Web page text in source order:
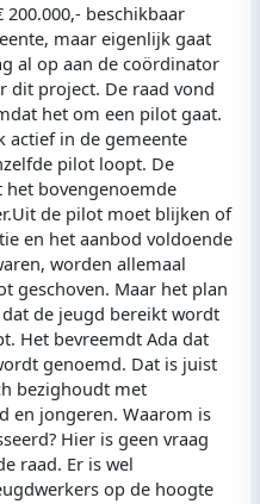
beschikbaar
maar eigenlijk gaat
al op aan de coördinator
dit project. De raad vond
het om een pilot gaat.
actief in de gemeente
pilot loopt. De
bovengenoemde
de pilot moet blijken of
en het aanbod voldoende
worden allemaal
geschoven. Maar het plan
de jeugd bereikt wordt
Het bevreemdt Ada dat
genoemd. Dat is juist
bezighoudt met
en jongeren. Waarom is
Hier is geen vraag
raad. Er is wel
op de hoogte